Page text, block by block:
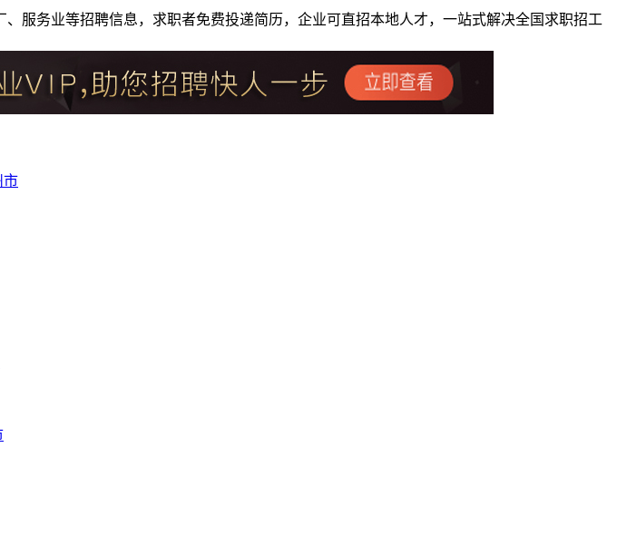
服务业等招聘信息，求职者免费投递简历，企业可直招本地人才，一站式解决全国求职招工
市